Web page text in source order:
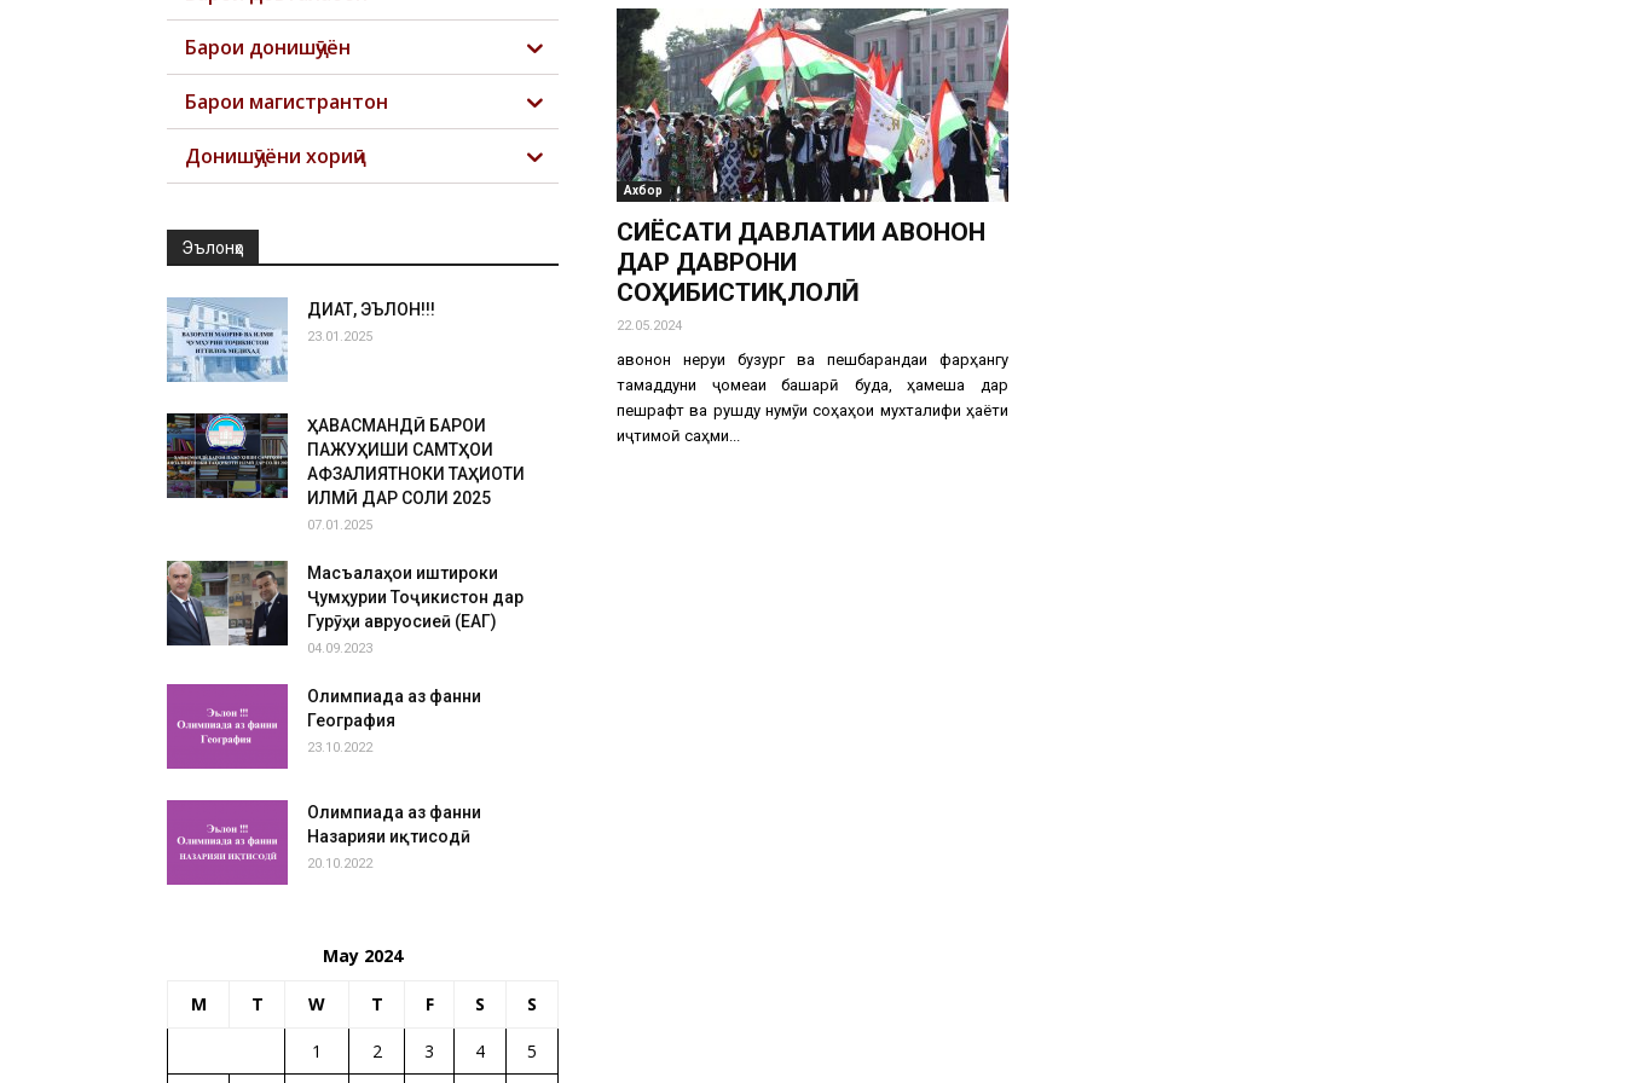
Тоҷикистон
Ахбор
СИЁСАТИ ДАВЛАТИИ ҶАВОНОН
ДАР ДАВРОНИ
СОҲИБИСТИҚЛОЛӢ
22.05.2024
Ҷавонон неруи бузург ва пешбарандаи фарҳангу
тамаддуни ҷомеаи башарӣ буда, ҳамеша дар
пешрафт ва рушду нумӯи соҳаҳои мухталифи ҳаёти
иҷтимоӣ саҳми...
Барои донишҷӯён
Барои магистрантон
Донишҷӯёни хориҷӣ
Эълонҳо
ДИҚҚАТ, ЭЪЛОН!!!
23.01.2025
ҲАВАСМАНДӢ БАРОИ
ПАЖУҲИШИ САМТҲОИ
АФЗАЛИЯТНОКИ ТАҲҚИҚОТИ
ИЛМӢ ДАР СОЛИ 2025
07.01.2025
Масъалаҳои иштироки
Ҷумҳурии Тоҷикистон дар
Гурӯҳи авруосиеӣ (ЕАГ)
04.09.2023
Олимпиада аз фанни
География
23.10.2022
Олимпиада аз фанни
Назарияи иқтисодӣ
20.10.2022
May 2024
M T W T F S S
1 2 3 4 5